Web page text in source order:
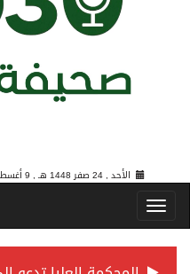
الأحد , 24 صفر 1448 هـ , 9 أغسطس 2026 م |